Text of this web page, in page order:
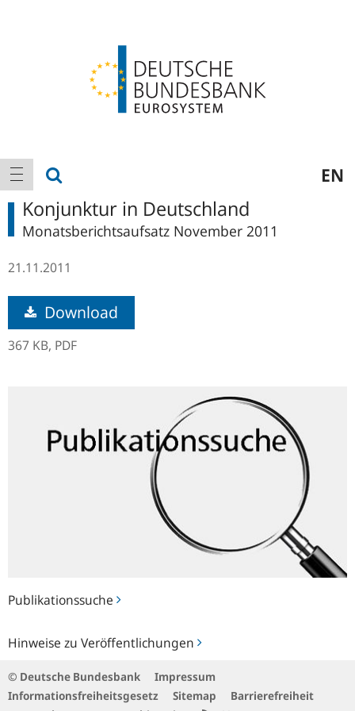
Hauptnavigation
Navigation anzeigen EN
Publikationssuche
Hinweise zu Veröffentlichungen
zu
Konjunktur in Deutschland
Monatsberichtsaufsatz November 2011
21.11.2011
Download
367 KB, PDF
© Deutsche Bundesbank
Impressum
Informationsfreiheitsgesetz
Sitemap
Barrierefreiheit